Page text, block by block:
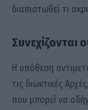
διαπιστωθεί τι
Συνεχίζονται
Η υπόθεση
τις διωκτικές
που μπορεί να